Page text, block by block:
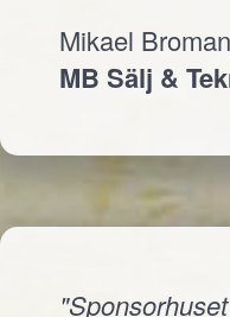
Mikael
MB Sälj &